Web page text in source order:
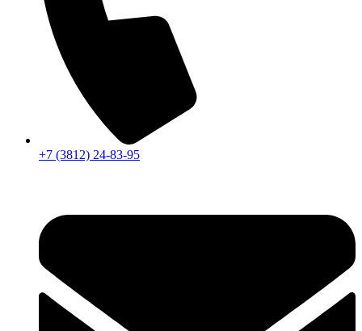
+7 (3812) 24-83-95